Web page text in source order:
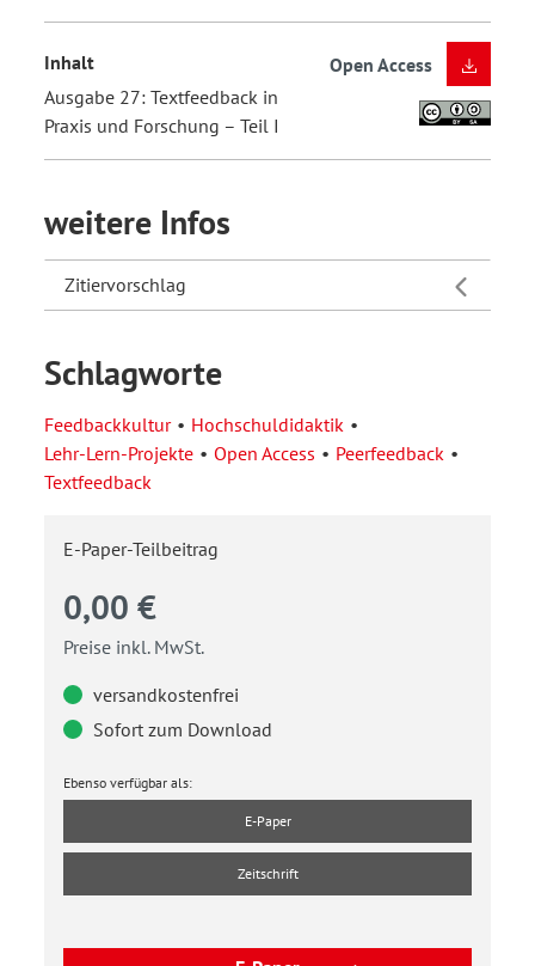
Inhalt
Ausgabe 27: Textfeedback in
Praxis und Forschung – Teil I
Open Access
weitere Infos
Zitiervorschlag
Schlagworte
Feedbackkultur
Hochschuldidaktik
Lehr-Lern-Projekte
Open Access
Peerfeedback
Textfeedback
E-Paper-Teilbeitrag
0,00 €
Preise inkl. MwSt.
versandkostenfrei
Sofort zum Download
Ebenso verfügbar als:
E-Paper
Zeitschrift